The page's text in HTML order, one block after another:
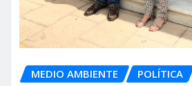
MEDIO AMBIENTE POLÍTICA